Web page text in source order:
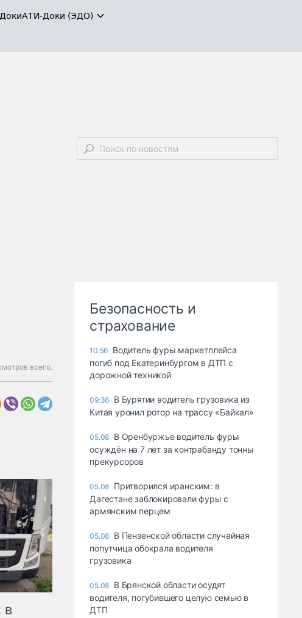
АТИ-Доки (ЭДО)
всего.
в
Безопасность и
страхование
10:56 Водитель фуры маркетплейса
погиб под Екатеринбургом в ДТП с
дорожной техникой
09:36 В Бурятии водитель грузовика из
Китая уронил ротор на трассу «Байкал»
05.08 В Оренбуржье водитель фуры
осуждён на 7 лет за контрабанду тонны
прекурсоров
05.08 Притворился иранским: в
Дагестане заблокировали фуры с
армянским перцем
05.08 В Пензенской области случайная
попутчица обокрала водителя
грузовика
05.08 В Брянской области осудят
водителя, погубившего целую семью в
ДТП